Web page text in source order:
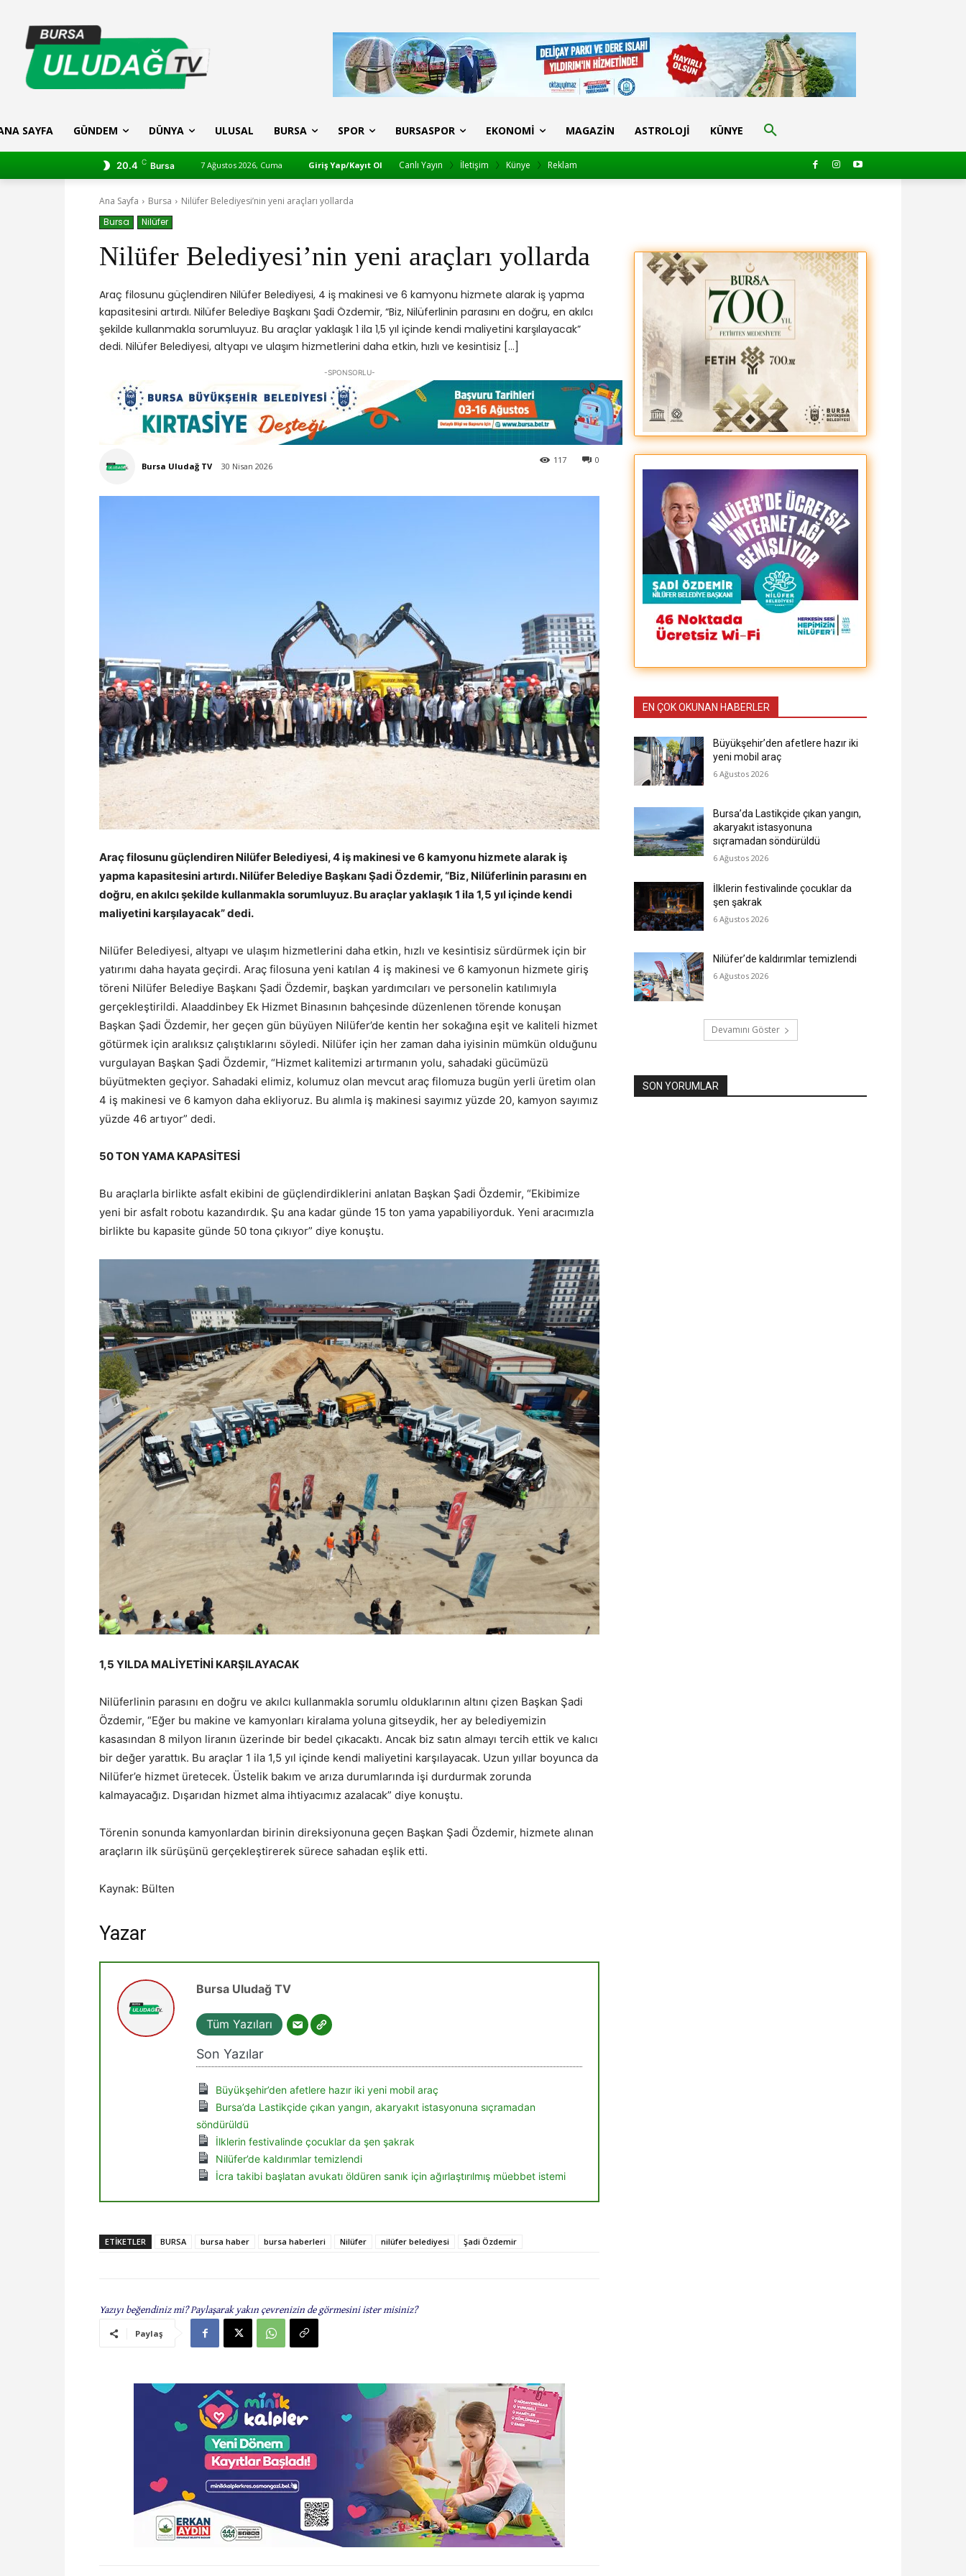
SAYFA GÜNDEM DÜNYA ULUSAL BURSA SPOR BURSASPOR EKONOMI MAGAZIN ASTROLOJI KÜNYE
20.4 C Bursa 7 Ağustos 2026, Cuma Giriş Yap/Kayıt Ol Canlı Yayın İletişim Künye Reklam
Ana Sayfa Bursa
Nilüfer Belediyesi’nin yeni araçları yollarda
Bursa
Nilüfer
Nilüfer Belediyesi’nin yeni araçları yollarda
Araç filosunu güçlendiren Nilüfer Belediyesi, 4 iş makinesi ve 6 kamyonu hizmete alarak iş yapma
kapasitesini artırdı. Nilüfer Belediye Başkanı Şadi Özdemir, “Biz, Nilüferlinin parasını en doğru, en akılcı
şekilde kullanmakla sorumluyuz. Bu araçlar yaklaşık 1 ila 1,5 yıl içinde kendi maliyetini karşılayacak”
dedi. Nilüfer Belediyesi, altyapı ve ulaşım hizmetlerini daha etkin, hızlı ve kesintisiz […]
-SPONSORLU-
Bursa Uludağ TV 30 Nisan 2026
0
117
Araç filosunu güçlendiren Nilüfer Belediyesi, 4 iş makinesi ve 6 kamyonu hizmete alarak iş
yapma kapasitesini artırdı. Nilüfer Belediye Başkanı Şadi Özdemir, “Biz, Nilüferlinin parasını en
doğru, en akılcı şekilde kullanmakla sorumluyuz. Bu araçlar yaklaşık 1 ila 1,5 yıl içinde kendi
maliyetini karşılayacak” dedi.
Nilüfer Belediyesi, altyapı ve ulaşım hizmetlerini daha etkin, hızlı ve kesintisiz sürdürmek için bir
yatırımı daha hayata geçirdi. Araç filosuna yeni katılan 4 iş makinesi ve 6 kamyonun hizmete giriş
töreni Nilüfer Belediye Başkanı Şadi Özdemir, başkan yardımcıları ve personelin katılımıyla
gerçekleştirildi. Alaaddinbey Ek Hizmet Binasının bahçesinde düzenlenen törende konuşan
Başkan Şadi Özdemir, her geçen gün büyüyen Nilüfer’de kentin her sokağına eşit ve kaliteli hizmet
götürmek için aralıksız çalıştıklarını söyledi. Nilüfer için her zaman daha iyisinin mümkün olduğunu
vurgulayan Başkan Şadi Özdemir, “Hizmet kalitemizi artırmanın yolu, sahadaki gücümüzü
büyütmekten geçiyor. Sahadaki elimiz, kolumuz olan mevcut araç filomuza bugün yerli üretim olan
4 iş makinesi ve 6 kamyon daha ekliyoruz. Bu alımla iş makinesi sayımız yüzde 20, kamyon sayımız
yüzde 46 artıyor” dedi.
50 TON YAMA KAPASİTESİ
Bu araçlarla birlikte asfalt ekibini de güçlendirdiklerini anlatan Başkan Şadi Özdemir, “Ekibimize
yeni bir asfalt robotu kazandırdık. Şu ana kadar günde 15 ton yama yapabiliyorduk. Yeni aracımızla
birlikte bu kapasite günde 50 tona çıkıyor” diye konuştu.
1,5 YILDA MALİYETİNİ KARŞILAYACAK
Nilüferlinin parasını en doğru ve akılcı kullanmakla sorumlu olduklarının altını çizen Başkan Şadi
Özdemir, “Eğer bu makine ve kamyonları kiralama yoluna gitseydik, her ay belediyemizin
kasasından 8 milyon liranın üzerinde bir bedel çıkacaktı. Ancak biz satın almayı tercih ettik ve kalıcı
bir değer yarattık. Bu araçlar 1 ila 1,5 yıl içinde kendi maliyetini karşılayacak. Uzun yıllar boyunca da
Nilüfer’e hizmet üretecek. Üstelik bakım ve arıza durumlarında işi durdurmak zorunda
kalmayacağız. Dışarıdan hizmet alma ihtiyacımız azalacak” diye konuştu.
Törenin sonunda kamyonlardan birinin direksiyonuna geçen Başkan Şadi Özdemir, hizmete alınan
araçların ilk sürüşünü gerçekleştirerek sürece sahadan eşlik etti.
Kaynak: Bülten
Yazar
Bursa Uludağ TV
Tüm Yazıları
Son Yazılar
Büyükşehir’den afetlere hazır iki yeni mobil araç
Bursa’da Lastikçide çıkan yangın, akaryakıt istasyonuna sıçramadan
söndürüldü
İlklerin festivalinde çocuklar da şen şakrak
Nilüfer’de kaldırımlar temizlendi
İcra takibi başlatan avukatı öldüren sanık için ağırlaştırılmış müebbet istemi
ETIKETLER BURSA bursa haber bursa haberleri Nilüfer nilüfer belediyesi Şadi Özdemir
Yazıyı beğendiniz mi? Paylaşarak yakın çevrenizin de görmesini ister misiniz?
Paylaş
EN ÇOK OKUNAN HABERLER
Büyükşehir’den afetlere hazır iki
yeni mobil araç
6 Ağustos 2026
Bursa’da Lastikçide çıkan yangın,
akaryakıt istasyonuna
sıçramadan söndürüldü
6 Ağustos 2026
İlklerin festivalinde çocuklar da
şen şakrak
6 Ağustos 2026
Nilüfer’de kaldırımlar temizlendi
6 Ağustos 2026
Devamını Göster
SON YORUMLAR